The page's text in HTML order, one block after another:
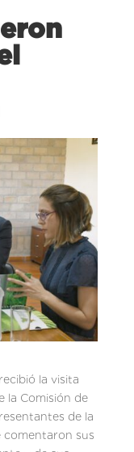
la visita
la Comisión de
de la
comentaron sus